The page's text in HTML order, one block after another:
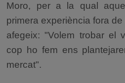
Moro, per a la qual
primera experiència fora
afegeix: "Volem trobar el
cop ho fem ens
mercat".